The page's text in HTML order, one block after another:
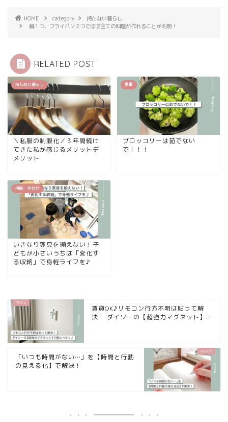
HOME category
持たない暮らし
鍋１つ、フライパン２つでほぼ全ての料理が作れることが判明！
RELATED POST
持たない暮らし
＼私服の制服化／３年間続け
てきた私が感じるメリットデ
メリット
家事
ブロッコリーは茹でない
で！！！
掃除・片付け
いきなり家具を揃えない！子
どもが小さいうちは「変化す
る収納」で身軽ライフを♪
賃貸OK♪リモコン行方不明は貼って解
決！ ダイソーの【超強力マグネット】...
「いつも時間がない…」を【時間と行動
の見える化】で解決！